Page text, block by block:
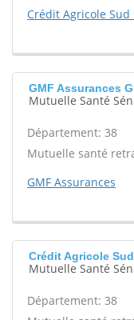
Crédit Agricole Sud
GMF Assurances
Mutuelle Santé
Département: 38
Mutuelle santé
GMF Assurances
Crédit Agricole
Mutuelle Santé
Département: 38